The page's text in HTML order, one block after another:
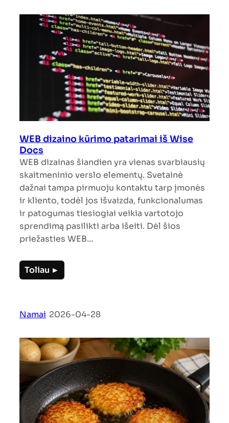
WEB dizaino kūrimo patarimai iš Wise
Docs
WEB dizainas šiandien yra vienas svarbiausių
skaitmeninio verslo elementų. Svetainė
dažnai tampa pirmuoju kontaktu tarp įmonės
ir kliento, todėl jos išvaizda, funkcionalumas
ir patogumas tiesiogiai veikia vartotojo
sprendimą pasilikti arba išeiti. Dėl šios
priežasties WEB…
Toliau ►
Namai 2026-04-28